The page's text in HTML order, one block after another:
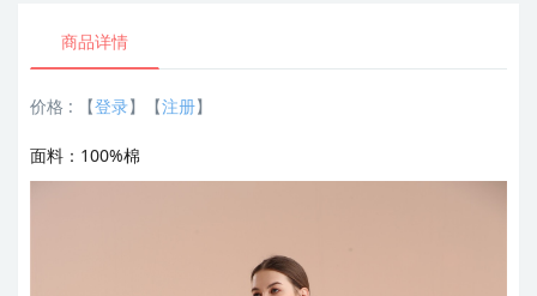
商品详情
价格 : 【登录】【注册】
面料：100%棉